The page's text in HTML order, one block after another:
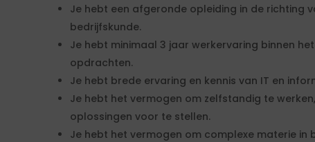
Je hebt een afgeronde opleiding in de richting
bedrijfskunde.
Je hebt minimaal 3 jaar werkervaring binnen
opdrachten.
Je hebt brede ervaring en kennis van IT en
Je hebt het vermogen om zelfstandig te
oplossingen voor te stellen.
Je hebt het vermogen om complexe materie in